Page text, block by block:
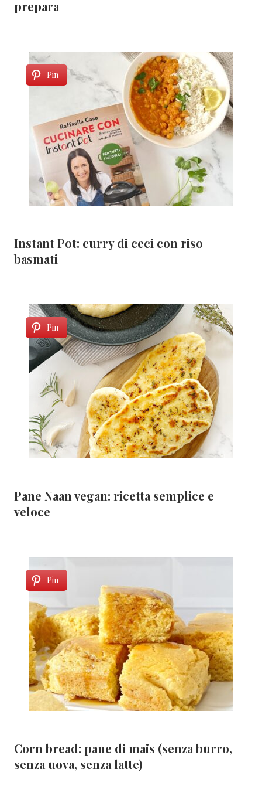
prepara
Pin
Instant Pot: curry di ceci con riso
basmati
Pin
Pane Naan vegan: ricetta semplice e
veloce
Pin
Corn bread: pane di mais (senza burro,
senza uova, senza latte)